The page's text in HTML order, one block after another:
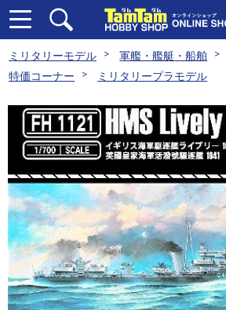
ミリタリーモデル 軍艦・艦艇・船舶
特価コーナー
ミリタリープラモデル